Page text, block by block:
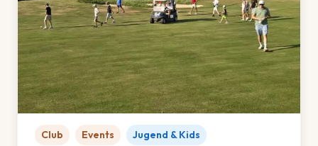
Club Events Jugend & Kids